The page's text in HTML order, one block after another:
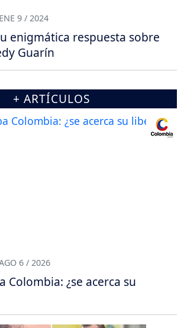
9 / 2024
enigmática respuesta sobre
Guarín
+ ARTÍCULOS
6 / 2026
Colombia: ¿se acerca su